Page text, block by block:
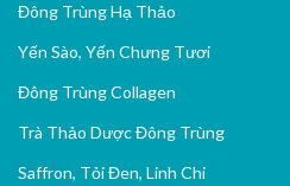
Đông Trùng Hạ Thảo
Yến Sào, Yến Chưng Tươi
Đông Trùng Collagen
Trà Thảo Dược Đông Trùng
Saffron, Tỏi Đen, Linh Chi